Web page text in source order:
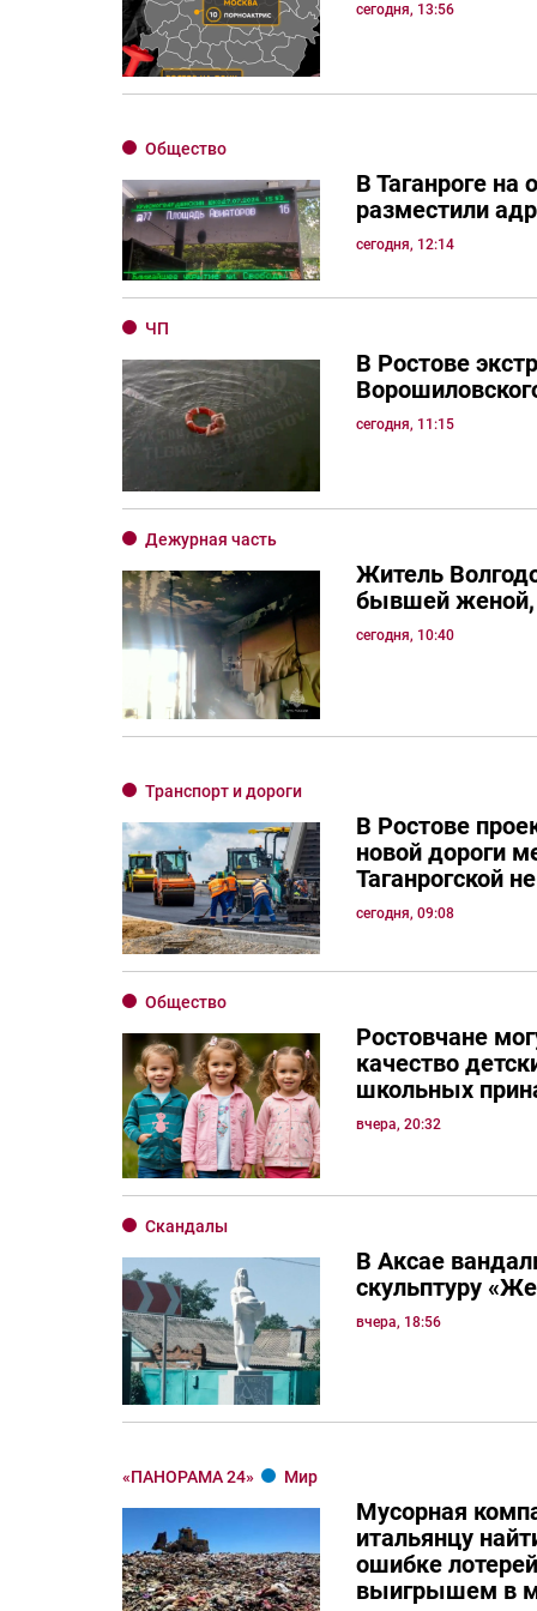
сегодня, 13:56
Общество
В Таганроге на
разместили
сегодня, 12:14
ЧП
В Ростове
сегодня, 11:15
Дежурная часть
Житель
бывшей женой,
сегодня, 10:40
Транспорт и дороги
В Ростове
новой дороги
Таганрогской
сегодня, 09:08
Общество
Ростовчане
качество
школьных
вчера, 20:32
Скандалы
В Аксае
скульптуру
вчера, 18:56
«ПАНОРАМА 24» Мир
Мусорная
итальянцу
ошибке
выигрышем в